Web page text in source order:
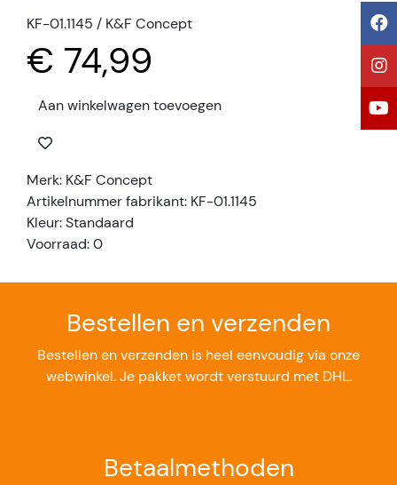
KF-01.1145 / K&F Concept
€ 74,99
Aan winkelwagen toevoegen
Merk: K&F Concept
Artikelnummer fabrikant: KF-01.1145
Kleur: Standaard
Voorraad: 0
Bestellen en verzenden
Bestellen en verzenden is heel eenvoudig via onze
webwinkel. Je pakket wordt verstuurd met DHL.
Betaalmethoden